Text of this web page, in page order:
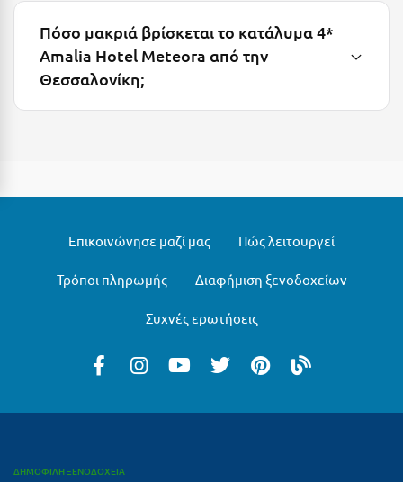
Πάρος
Πάτμος
Πάτρα
Πλύτρα Λακωνίας
Πόσο μακριά βρίσκεται το κατάλυμα 4*
Amalia Hotel Meteora από την
Θεσσαλονίκη;
Επικοινώνησε μαζί μας Πώς λειτουργεί
Τρόποι πληρωμής Διαφήμιση ξενοδοχείων
Συχνές ερωτήσεις
ΔΗΜΟΦΙΛΗ ΞΕΝΟΔΟΧΕΙΑ